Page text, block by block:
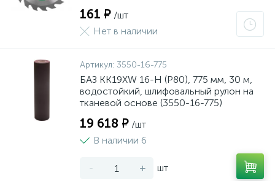
161 ₽ /шт
Нет в наличии
Артикул: 3550-16-775
БАЗ KK19XW 16-H (Р80), 775 мм, 30 м,
водостойкий, шлифовальный рулон на
тканевой основе (3550-16-775)
19 618 ₽ /шт
В наличии 6
- + шт